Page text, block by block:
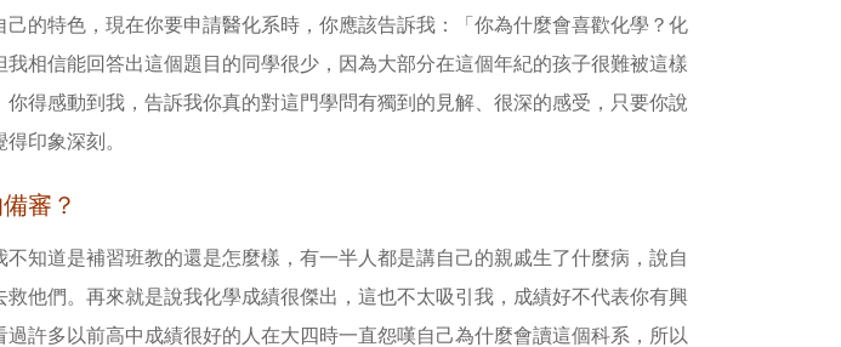
的特色，現在你要申請醫化系時，你應該告訴我：「你為什麼會喜歡化學？化
相信能回答出這個題目的同學很少，因為大部分在這個年紀的孩子很難被這樣
得感動到我，告訴我你真的對這門學問有獨到的見解、很深的感受，只要你說
印象深刻。
審？
知道是補習班教的還是怎麼樣，有一半人都是講自己的親戚生了什麼病，說自
他們。再來就是說我化學成績很傑出，這也不太吸引我，成績好不代表你有興
許多以前高中成績很好的人在大四時一直怨嘆自己為什麼會讀這個科系，所以